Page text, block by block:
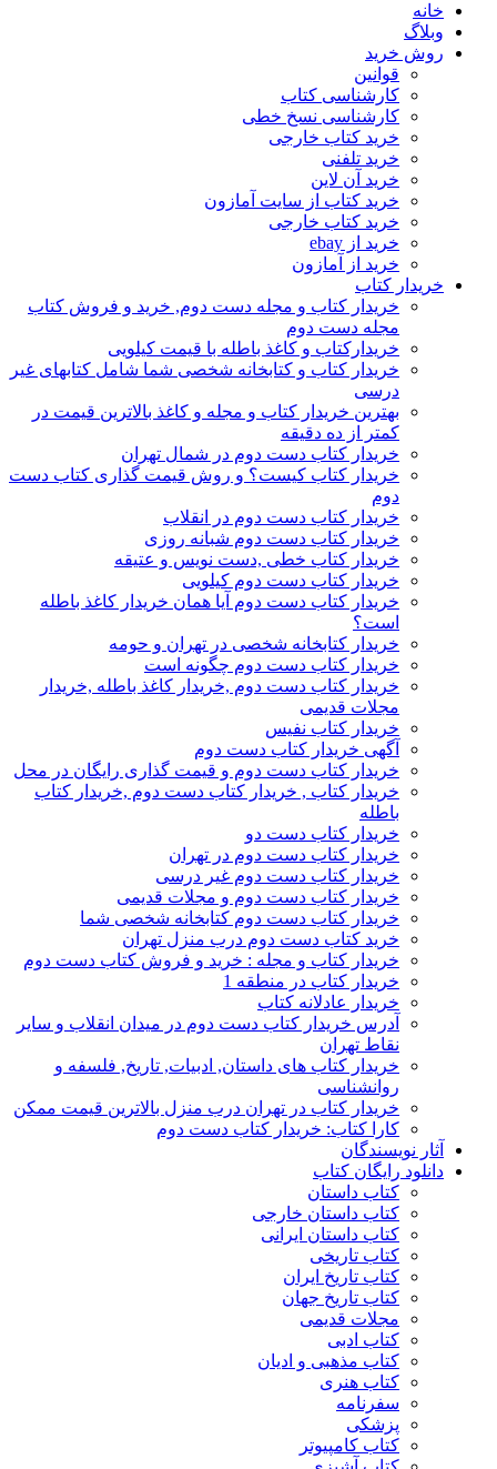
خانه
وبلاگ
روش خرید
قوانین
کارشناسی کتاب
کارشناسی نسخ خطی
خرید کتاب خارجی
خرید تلفنی
خرید آن لاین
خرید کتاب از سایت آمازون
خرید کتاب خارجی
خرید از ebay
خرید از آمازون
خریدار کتاب
خریدار کتاب و مجله دست دوم, خرید و فروش کتاب
مجله دست دوم
خریدارکتاب و کاغذ باطله با قیمت کیلویی
خریدار کتاب و کتابخانه شخصی شما شامل کتابهای غیر
درسی
بهترین خریدار کتاب و مجله و کاغذ بالاترین قیمت در
کمتر از ده دقیقه
خریدار کتاب دست دوم در شمال تهران
خریدار کتاب کیست؟ و روش قیمت گذاری کتاب دست
دوم
خریدار کتاب دست دوم در انقلاب
خریدار کتاب دست دوم شبانه روزی
خریدار کتاب خطی ,دست نویس و عتیقه
خریدار کتاب دست دوم کیلویی
خریدار کتاب دست دوم آیا همان خریدار کاغذ باطله
است؟
خریدار کتابخانه شخصی در تهران و حومه
خریدار کتاب دست دوم چگونه است
خریدار کتاب دست دوم ,خریدار کاغذ باطله ,خریدار
مجلات قدیمی
خریدار کتاب نفیس
آگهی خریدار کتاب دست دوم
خریدار کتاب دست دوم و قیمت گذاری رایگان در محل
خریدار کتاب , خریدار کتاب دست دوم ,خریدار کتاب
باطله
خریدار کتاب دست دو
خریدار کتاب دست دوم در تهران
خریدار کتاب دست دوم غیر درسی
خریدار کتاب دست دوم و مجلات قدیمی
خریدار کتاب دست دوم کتابخانه شخصی شما
خرید کتاب دست دوم درب منزل تهران
خریدار کتاب و مجله : خرید و فروش کتاب دست دوم
خریدار کتاب در منطقه 1
خریدار عادلانه کتاب
آدرس خریدار کتاب دست دوم در میدان انقلاب و سایر
نقاط تهران
خریدار کتاب های داستان, ادبیات, تاریخ, فلسفه و
روانشناسی
خریدار کتاب در تهران درب منزل بالاترین قیمت ممکن
کارا کتاب: خریدار کتاب دست دوم
آثار نویسندگان
دانلود رایگان کتاب
کتاب داستان
کتاب داستان خارجی
کتاب داستان ایرانی
کتاب تاریخی
کتاب تاریخ ایران
کتاب تاریخ جهان
مجلات قدیمی
کتاب ادبی
کتاب مذهبی و ادیان
کتاب هنری
سفرنامه
پزشکی
کتاب کامپیوتر